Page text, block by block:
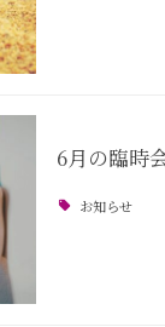
6月の臨時
お知らせ